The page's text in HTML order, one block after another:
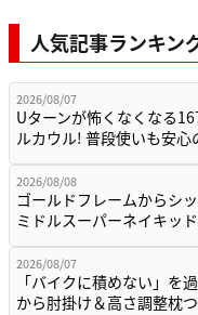
人気記事ランキン
2026/08/07
Uターンが怖くなくなる
ルカウル! 普段使いも安
2026/08/08
ゴールドフレームからシ
ミドルスーパーネイキッ
2026/08/07
「バイクに積めない」を
から肘掛け＆高さ調整枕